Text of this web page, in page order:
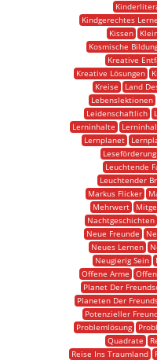
Kindgerechtes
Kissen
Kosmische
Kreative
Kreative Lösungen
Kreise
Land
Lebenslektionen
Leidenschaftlich
Lerninhalte
Lernplanet
Leseförderung
Leuchtende
Leuchtender
Markus Flicker
Mehrwert
Nachtgeschichten
Neue Freunde
Neues Lernen
Neugierig Sein
Offene Arme
Planet Der
Planeten Der
Potenzieller
Problemlösung
Quadrate
Reise Ins Traumland